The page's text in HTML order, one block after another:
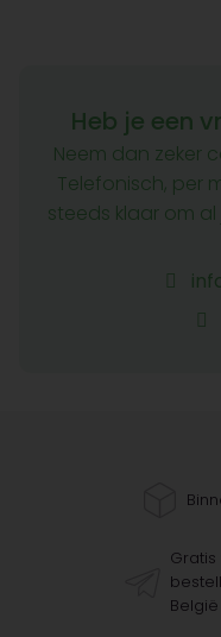
Heb je een
Neem dan zeker
Telefonisch, per
steeds klaar om
België